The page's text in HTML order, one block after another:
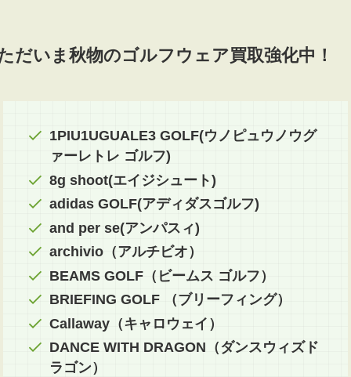
だいま秋物のゴルフウェア買取強化中！
1PIU1UGUALE3 GOLF(ウノピュウノウグ
ァーレトレ ゴルフ)
8g shoot(エイジシュート)
adidas GOLF(アディダスゴルフ)
and per se(アンパスィ)
archivio（アルチビオ）
BEAMS GOLF（ビームス ゴルフ）
BRIEFING GOLF （ブリーフィング）
Callaway（キャロウェイ）
DANCE WITH DRAGON（ダンスウィズド
ラゴン）